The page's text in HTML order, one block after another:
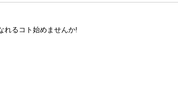
れるコト始めませんか!